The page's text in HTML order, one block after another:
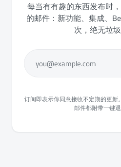
每当有有趣的东西发布时
的邮件：新功能、集成、
次，绝无垃圾
you@example.com
订阅即表示你同意接收不定期的更
邮件都附带一键退